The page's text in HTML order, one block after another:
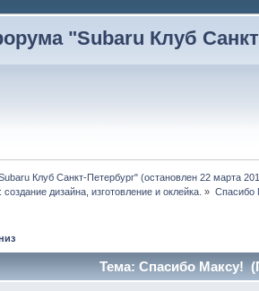
"Subaru Клуб
Клуб Санкт-Петербург" (остановлен 22 марта
создание дизайна, изготовление и оклейка. » Спасибо
Тема: Спасибо Максу!